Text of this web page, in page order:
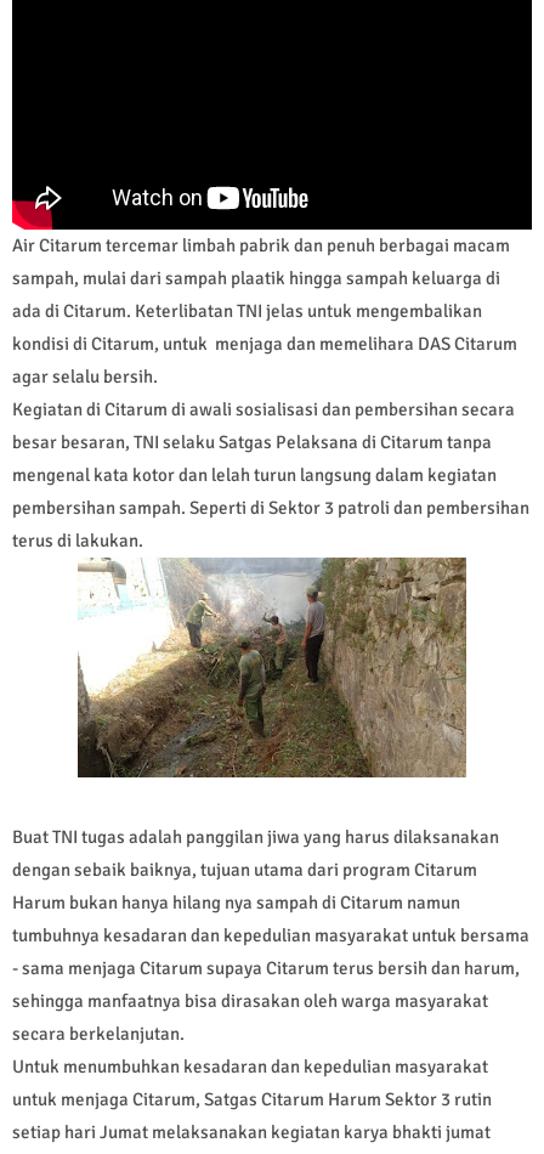
Air Citarum tercemar limbah pabrik dan penuh berbagai macam
sampah, mulai dari sampah plaatik hingga sampah keluarga di
ada di Citarum. Keterlibatan TNI jelas untuk mengembalikan
kondisi di Citarum, untuk menjaga dan memelihara DAS Citarum
agar selalu bersih.
Kegiatan di Citarum di awali sosialisasi dan pembersihan secara
besar besaran, TNI selaku Satgas Pelaksana di Citarum tanpa
mengenal kata kotor dan lelah turun langsung dalam kegiatan
pembersihan sampah. Seperti di Sektor 3 patroli dan pembersihan
terus di lakukan.
Buat TNI tugas adalah panggilan jiwa yang harus dilaksanakan
dengan sebaik baiknya, tujuan utama dari program Citarum
Harum bukan hanya hilang nya sampah di Citarum namun
tumbuhnya kesadaran dan kepedulian masyarakat untuk bersama
- sama menjaga Citarum supaya Citarum terus bersih dan harum,
sehingga manfaatnya bisa dirasakan oleh warga masyarakat
secara berkelanjutan.
Untuk menumbuhkan kesadaran dan kepedulian masyarakat
untuk menjaga Citarum, Satgas Citarum Harum Sektor 3 rutin
setiap hari Jumat melaksanakan kegiatan karya bhakti jumat